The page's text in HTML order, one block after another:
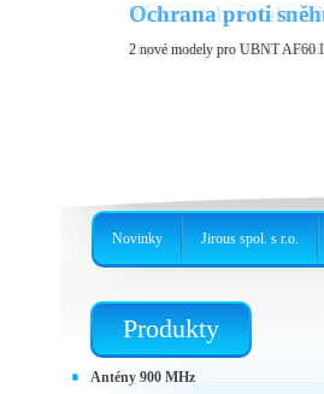
Tisknutelné
Připravili jsme pro Vás ke
Ochrana proti
2 nové modely pro UBNT AF60
Produkty
Antény 900 MHz
Novinky Jirous spol. s r.o.